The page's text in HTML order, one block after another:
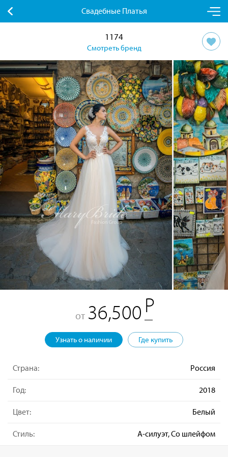
Свадебные Платья
1174
Смотреть бренд
от 36,500
Узнать о наличии Где купить
Страна: Россия
Год: 2018
Цвет: Белый
Стиль: А-силуэт, Со шлейфом